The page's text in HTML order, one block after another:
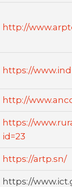
http://
https://
http://
https://
id=23
https://artp.sn/
https://